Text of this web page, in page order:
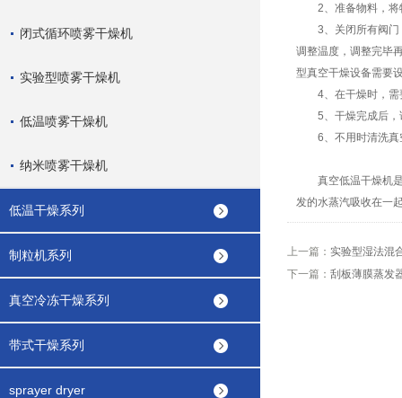
闭式循环喷雾干燥机
实验型喷雾干燥机
低温喷雾干燥机
纳米喷雾干燥机
低温干燥系列
制粒机系列
真空冷冻干燥系列
带式干燥系列
sprayer dryer
2、准备物料，将物
3、关闭所有阀门，
调整温度，调整完毕
型真空干燥设备需要
4、在干燥时，需
5、干燥完成后，请
6、不用时清洗真
真空低温干燥机是
发的水蒸汽吸收在一
上一篇： 实验型湿法混
下一篇： 刮板薄膜蒸发